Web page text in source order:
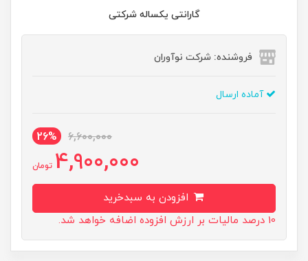
گارانتی یکساله شرکتی
فروشنده: شرکت نوآوران
آماده ارسال
6,600,000
26%
4,900,000 تومان
10 درصد مالیات بر ارزش افزوده اضافه خواهد شد.